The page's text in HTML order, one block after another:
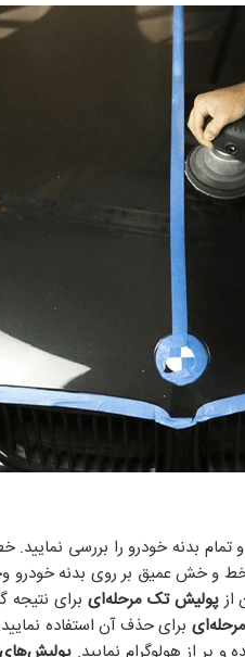
و تمام بدنه خودرو را بررسی
و خش عمیق بر روی بدنه خودرو
ازپولیش تک مرحله‌ای برای نتیجه
برای حذف آن استفاده